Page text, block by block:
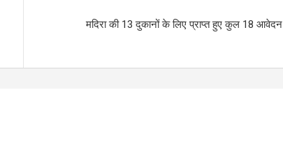
मदिरा की 13 दुकानों के लिए प्राप्त हुए कुल 18 आवेदन